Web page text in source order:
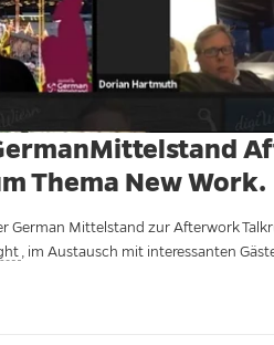
Thema New Work.
German Mittelstand zur Afterwork
, im Austausch mit interessanten